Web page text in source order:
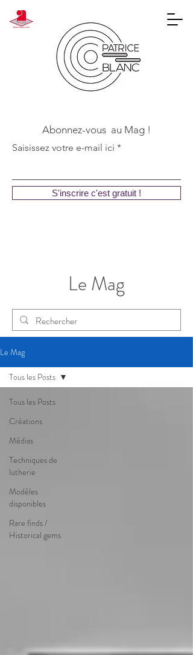
Abonnez-vous au Mag !
Saisissez votre e-mail ici
S'inscrire c'est gratuit !
Le Mag
Le Mag
Tous les Posts
Créations
Médias
Techniques de
lutherie
Modèles
disponibles
Rare finds /
Historical gems
Tous les Posts